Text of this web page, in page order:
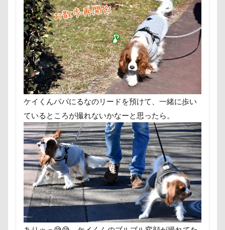
ケイくんパパにるなのリードを預けて、一緒に歩い
ているところが撮れないかなーと思ったら。
群馬県
紅梅 美術館 羊毛フェルト
細工蒲鉾
紬くん 紫陽花 紋次郎くん
石巻市
長野北部旅行 青木町公園 震災
集合写真
階段 長野県 長野原町
長持ちオヤツ
長友心平 鐘 銀行印
鈴木福
野菜ジャーキー 里山ドッグランサム
那須高原SA
飾り毛 鼻 鵜の浜海岸
鬼押出し園
駄々コネ 首里城 館林市
飯山市
食欲魔人 食器 食事風景
食べ渋り
願い事メーカー
願い事 里山 那須町
赤ちゃん
貸し切り温泉 豆キャッチ
譲渡会
誤飲
誕生日 試着 診察台 越谷市
親戚探し
親ばかフィルター 視線の先
見返り
西丹沢
西の河原公園 赤壁 足立区